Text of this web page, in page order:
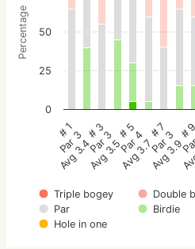
Percentage
Triple bogey Double
Par
Birdie
Hole in one
# 1
Par 3
Avg 3.4
# 3
Par 3
Avg 3.5
# 5
Par 4
Avg 3.7
# 7
Par 3
Avg 3.9
#
0
25
50